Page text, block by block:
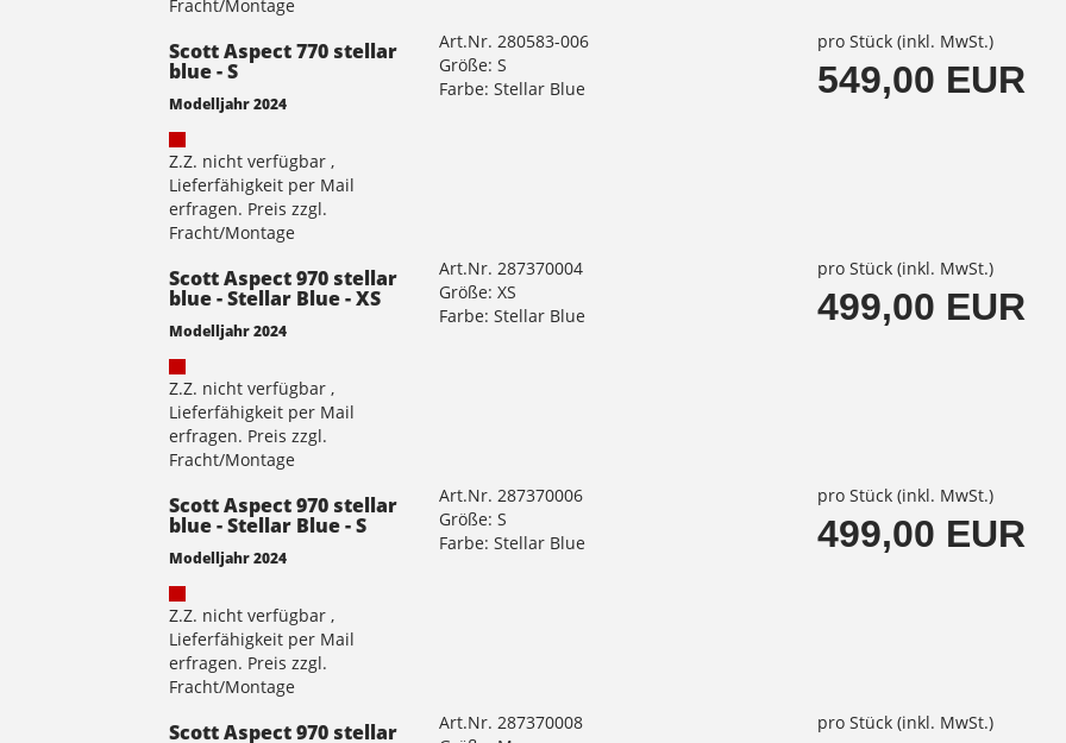
Fracht/Montage
Scott Aspect 770 stellar
blue - S
Modelljahr 2024
Z.Z. nicht verfügbar ,
Lieferfähigkeit per Mail
erfragen. Preis zzgl.
Fracht/Montage
Art.Nr. 280583-006
Größe: S
Farbe: Stellar Blue
pro Stück (inkl. MwSt.)
549,00 EUR
Scott Aspect 970 stellar
blue - Stellar Blue - XS
Modelljahr 2024
Z.Z. nicht verfügbar ,
Lieferfähigkeit per Mail
erfragen. Preis zzgl.
Fracht/Montage
Art.Nr. 287370004
Größe: XS
Farbe: Stellar Blue
pro Stück (inkl. MwSt.)
499,00 EUR
Scott Aspect 970 stellar
blue - Stellar Blue - S
Modelljahr 2024
Z.Z. nicht verfügbar ,
Lieferfähigkeit per Mail
erfragen. Preis zzgl.
Fracht/Montage
Art.Nr. 287370006
Größe: S
Farbe: Stellar Blue
pro Stück (inkl. MwSt.)
499,00 EUR
Scott Aspect 970 stellar
Art.Nr. 287370008
pro Stück (inkl. MwSt.)